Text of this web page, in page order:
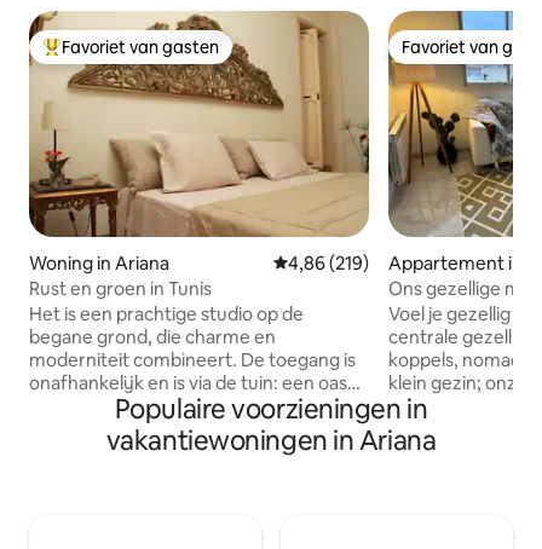
Topfavoriet van gasten
Favoriet van gasten
Woning in Ariana Gemiddelde beoordeling van
4,86 (219)
Rust en groen in Tunis
Het is een prachtige studio op de
begane grond, die charme en
moderniteit combineert. De toegang is
onafhankelijk en is via de tuin: een oase
van rust en groen .. .op slechts een paar
meter van winkels en restaurants, in de
woonwijk El Menzah. Allerlei
Favoriet van
Favoriet van
Appartement in
Ons gezellige
Gloednieuw!
Voel je gezellig
centrale
koppels,
klein gezin; onze
slaapkamer biedt
meubels, boho-
verwarmde
Populaire voorzieningen in
vakantiewoningen in Ariana